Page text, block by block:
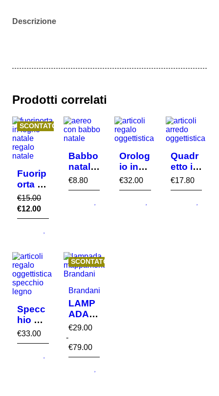
Descrizione
Prodotti correlati
SCONTATO
Fuorip
orta di
Natale
in
legno
€15.00
€12.00
Babbo
natale
in
aereo
€8.80
Orolog
io in
legno
di
€32.00
Quadr
etto in
legno
con
€17.80
Specc
hio da
parete
legno
€33.00
SCONTATO
Brandani
LAMP
ADA
MAPP
AMON
DO
GEOG
€29.00
-
€79.00